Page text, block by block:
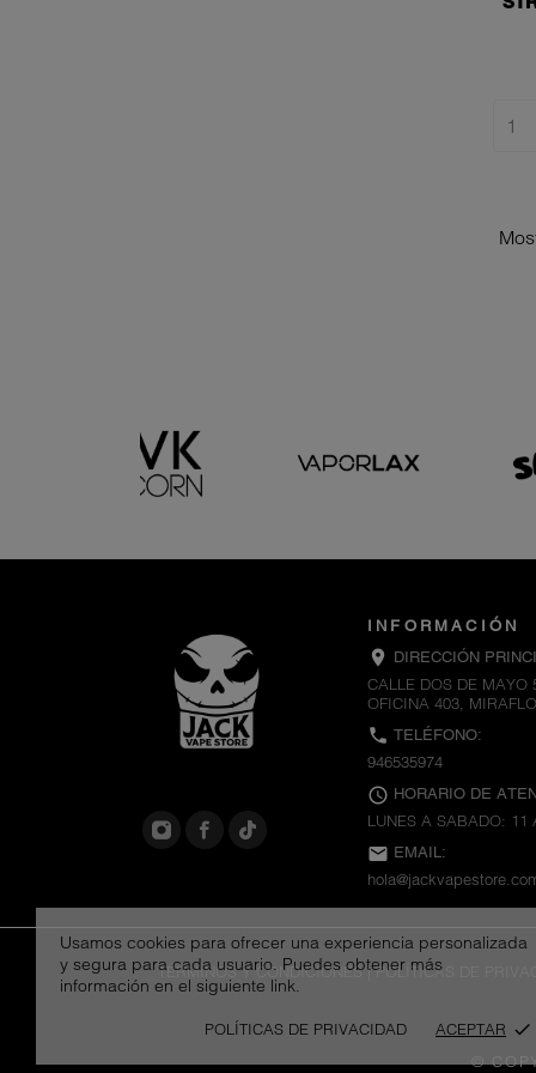
Usamos cookies para ofrecer una experiencia personalizada
y segura para cada usuario. Puedes obtener más
información en el siguiente link.
POLÍTICAS DE PRIVACIDAD ACEPTAR done
INFORMACIÓN
location_on DIRECCIÓN
CALLE DOS DE MAYO
OFICINA 403,
call TELÉFONO:
946535974
schedule HORARIO DE
LUNES A SABADO: 11
email EMAIL:
TÉRMINOS Y CONDICIONES|POLÍTICAS DE
©